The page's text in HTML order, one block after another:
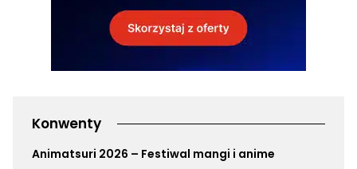
Konwenty
Animatsuri 2026 – Festiwal mangi i anime